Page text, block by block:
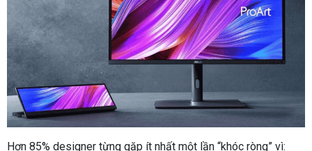
Hơn 85% designer từng gặp ít nhất một lần “khóc ròng” vì: